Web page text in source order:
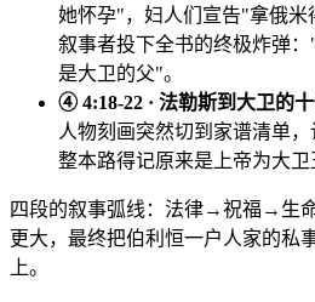
她怀孕"，妇人们宣告"拿俄米
叙事者投下全书的终极炸弹
是大卫的父"。
④ 4:18-22 · 法勒斯到大卫的
人物刻画突然切到家谱清单，
整本路得记原来是上帝为大卫
四段的叙事弧线：法律→祝福→生
更大，最终把伯利恒一户人家的私
上。